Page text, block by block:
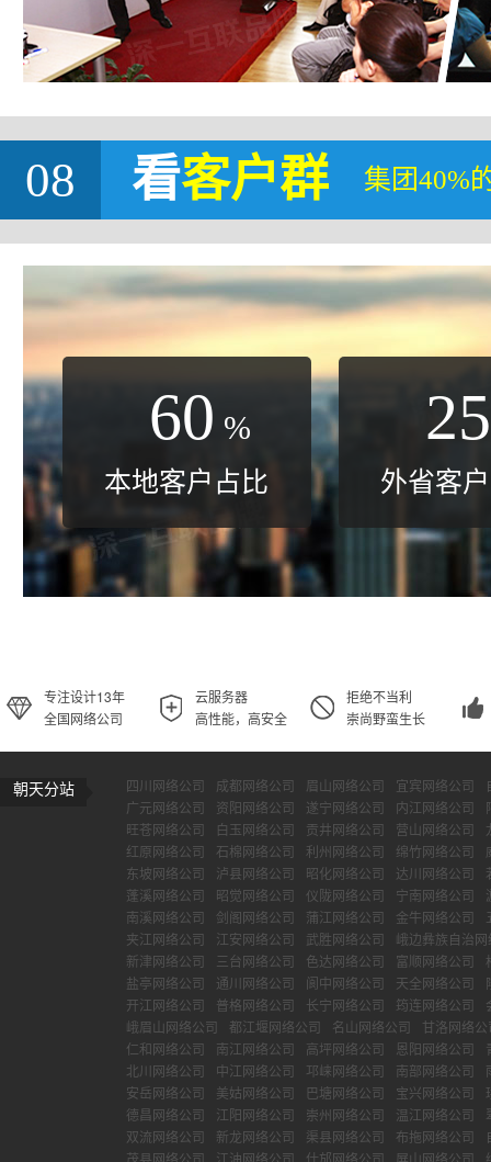
08 看客户群 集团40%
60 %
本地客户占比
25
外省客
专注设计13年
全国网络公司
云服务器
高性能，高安全
拒绝不当利
崇尚野蛮生长
朝天分站 四川网络公司 成都网络公司 眉山网络公司 宜宾网络公司
广元网络公司
资阳网络公司 遂宁网络公司 内江网络公司
旺苍网络公司
白玉网络公司 贡井网络公司 营山网络公司
红原网络公司
石棉网络公司 利州网络公司 绵竹网络公司
东坡网络公司
泸县网络公司 昭化网络公司 达川网络公司
蓬溪网络公司
昭觉网络公司 仪陇网络公司 宁南网络公司
南溪网络公司
剑阁网络公司 蒲江网络公司 金牛网络公司
夹江网络公司
江安网络公司 武胜网络公司
峨边彝族自治网
新津网络公司
三台网络公司 色达网络公司 富顺网络公司
盐亭网络公司
通川网络公司 阆中网络公司 天全网络公司
开江网络公司
普格网络公司 长宁网络公司 筠连网络公司
峨眉山网络公司
都江堰网络公司 名山网络公司
甘洛网络公
仁和网络公司
南江网络公司 高坪网络公司 恩阳网络公司
北川网络公司
中江网络公司 邛崃网络公司 南部网络公司
安岳网络公司
美姑网络公司 巴塘网络公司 宝兴网络公司
德昌网络公司
江阳网络公司 崇州网络公司 温江网络公司
双流网络公司
新龙网络公司 渠县网络公司 布拖网络公司